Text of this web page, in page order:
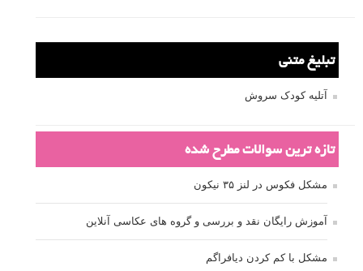
تبلیغ متنی
آتلیه کودک سروش
تازه ترین سوالات مطرح شده
مشکل فکوس در لنز ۳۵ نیکون
آموزش رایگان نقد و بررسی و گروه های عکاسی آنلاین
مشکل با کم کردن دیافراگم